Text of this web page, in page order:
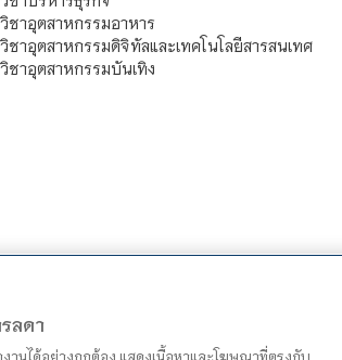
ชาอุตสาหกรรมอาหาร
ชาอุตสาหกรรมดิจิทัลและเทคโนโลยีสารสนเทศ
ชาอุตสาหกรรมบันเทิง
ลดา
านได้อย่างถูกต้อง แสดงเนื้อหาและโฆษณาที่ตรงกับ